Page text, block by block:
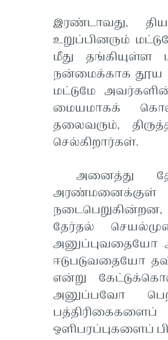
இரண்டாவது,
உறுப்பினரும்
மீது தங்கியுள்ள
நன்மைக்காக தூய
மட்டுமே
மையமாகக்
தலைவரும்,
செல்கிறார்கள்.
அனைத்து
நடைபெறுகின்றன,
தேர்தல்
அனுப்புவதையோ
ஈடுபடுவதையோ
என்று
அனுப்பவோ
ஒளிபரப்புகளைப்